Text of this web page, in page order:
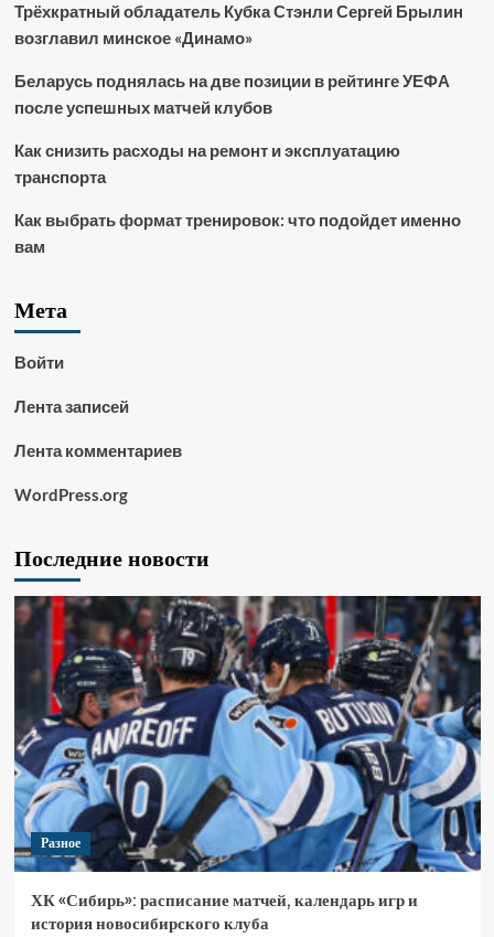
Трёхкратный обладатель Кубка Стэнли Сергей Брылин
возглавил минское «Динамо»
Беларусь поднялась на две позиции в рейтинге УЕФА
после успешных матчей клубов
Как снизить расходы на ремонт и эксплуатацию
транспорта
Как выбрать формат тренировок: что подойдет именно
вам
Мета
Войти
Лента записей
Лента комментариев
WordPress.org
Последние новости
Разное
ХК «Сибирь»: расписание матчей, календарь игр и
история новосибирского клуба